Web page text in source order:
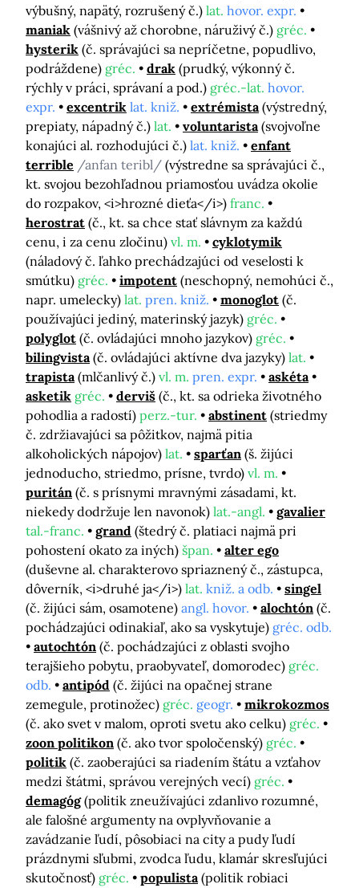
výbušný, napätý, rozrušený č.) lat. hovor. expr.
maniak (vášnivý až chorobne, náruživý č.) gréc.
hysterik (č. správajúci sa nepríčetne, popudlivo,
podráždene) gréc. drak (prudký, výkonný č.
rýchly v práci, správaní a pod.) gréc.-lat. hovor.
expr.
excentrik lat. kniž. extrémista (výstredný,
prepiaty, nápadný č.) lat. voluntarista (svojvoľne
konajúci al. rozhodujúci č.) lat. kniž.
enfant
terrible /anfan teribl/ (výstredne sa správajúci č.,
kt. svojou bezohľadnou priamosťou uvádza okolie
do rozpakov, <i>hrozné dieťa</i>) franc.
herostrat (č., kt. sa chce stať slávnym za každú
cenu, i za cenu zločinu) vl. m.
cyklotymik
(náladový č. ľahko prechádzajúci od veselosti k
smútku) gréc. impotent (neschopný, nemohúci č.,
napr. umelecky) lat. pren. kniž. monoglot (č.
používajúci jediný, materinský jazyk) gréc.
polyglot (č. ovládajúci mnoho jazykov) gréc.
bilingvista (č. ovládajúci aktívne dva jazyky) lat.
trapista (mlčanlivý č.) vl. m. pren. expr.
askéta
asketik gréc. derviš (č., kt. sa odrieka životného
pohodlia a radostí) perz.-tur. abstinent (striedmy
č. zdržiavajúci sa pôžitkov, najmä pitia
alkoholických nápojov) lat. sparťan (š. žijúci
jednoducho, striedmo, prísne, tvrdo) vl. m.
puritán (č. s prísnymi mravnými zásadami, kt.
niekedy dodržuje len navonok) lat.-angl.
gavalier
tal.-franc.
grand (štedrý č. platiaci najmä pri
pohostení okato za iných) špan.
alter ego
(duševne al. charakterovo spriaznený č., zástupca,
dôverník, <i>druhé ja</i>) lat. kniž. a odb.
singel
(č. žijúci sám, osamotene) angl. hovor. alochtón (č.
pochádzajúci odinakiaľ, ako sa vyskytuje) gréc. odb.
autochtón (č. pochádzajúci z oblasti svojho
terajšieho pobytu, praobyvateľ, domorodec) gréc.
odb.
antipód (č. žijúci na opačnej strane
zemegule, protinožec) gréc. geogr.
mikrokozmos
(č. ako svet v malom, oproti svetu ako celku) gréc.
zoon politikon (č. ako tvor spoločenský) gréc.
politik (č. zaoberajúci sa riadením štátu a vzťahov
medzi štátmi, správou verejných vecí) gréc.
demagóg (politik zneužívajúci zdanlivo rozumné,
ale falošné argumenty na ovplyvňovanie a
zavádzanie ľudí, pôsobiaci na city a pudy ľudí
prázdnymi sľubmi, zvodca ľudu, klamár skresľujúci
skutočnosť) gréc. populista (politik robiaci